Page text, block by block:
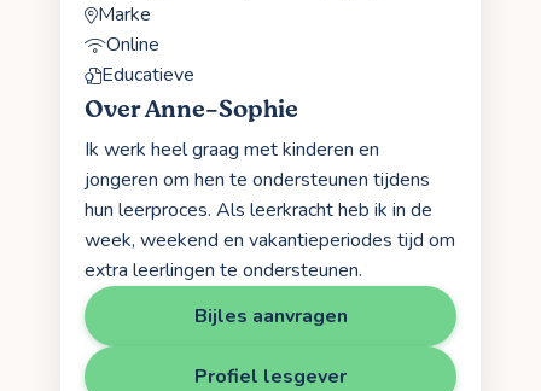
Marke
Online
Educatieve
Over Anne-Sophie
Ik werk heel graag met kinderen en
jongeren om hen te ondersteunen tijdens
hun leerproces. Als leerkracht heb ik in de
week, weekend en vakantieperiodes tijd om
extra leerlingen te ondersteunen.
Bijles aanvragen
Profiel lesgever